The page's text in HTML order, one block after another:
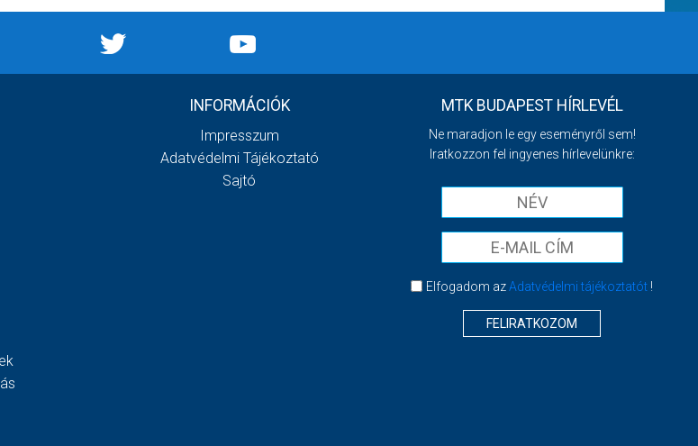
INFORMÁCIÓK
Impresszum
Adatvédelmi Tájékoztató
Sajtó
MTK BUDAPEST HÍRLEVÉL
Ne maradjon le egy eseményről sem!
Iratkozzon fel ingyenes hírlevelünkre:
Elfogadom azAdatvédelmi tájékoztatót !
FELIRATKOZOM